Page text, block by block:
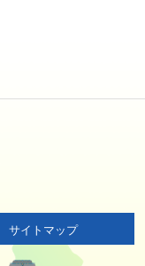
サイトマップ